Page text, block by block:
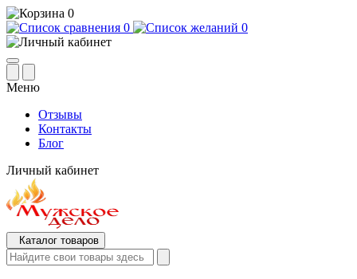
0
0
0
Меню
Отзывы
Контакты
Блог
Личный кабинет
Каталог товаров